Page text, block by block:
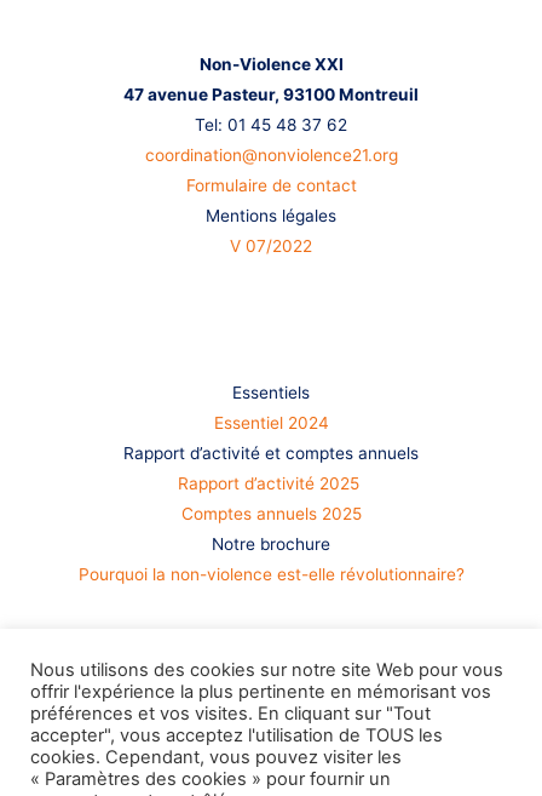
Non-Violence XXI
47 avenue Pasteur, 93100 Montreuil
Tel: 01 45 48 37 62
coordination@nonviolence21.org
Formulaire de contact
Mentions légales
V 07/2022
Essentiels
Essentiel 2024
Rapport d’activité et comptes annuels
Rapport d’activité 2025
Comptes annuels 2025
Notre brochure
Pourquoi la non-violence est-elle révolutionnaire?
Nous utilisons des cookies sur notre site Web pour vous
offrir l'expérience la plus pertinente en mémorisant vos
préférences et vos visites. En cliquant sur "Tout
accepter", vous acceptez l'utilisation de TOUS les
cookies. Cependant, vous pouvez visiter les
« Paramètres des cookies » pour fournir un